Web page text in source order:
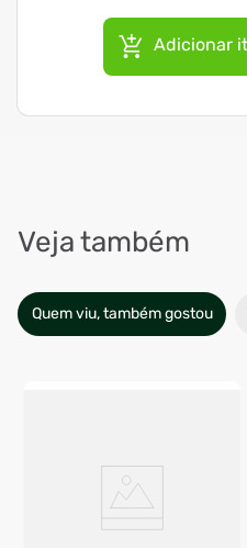
Adicionar
Veja também
Quem viu, também gostou